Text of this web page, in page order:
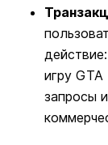
игру
запросы